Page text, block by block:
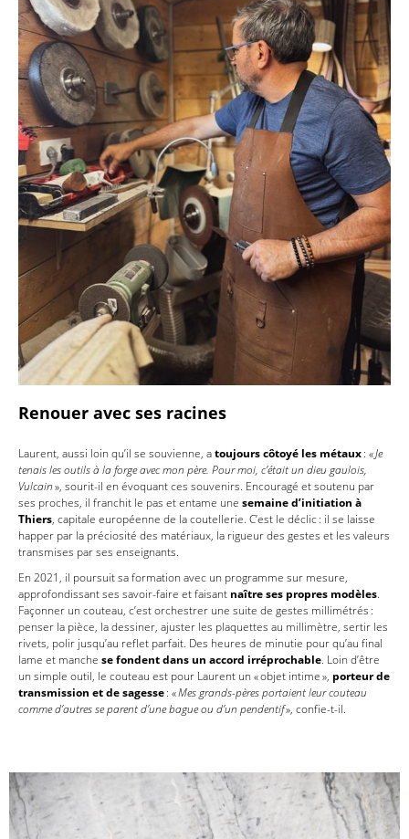
Renouer avec ses racines
Laurent, aussi loin qu’il se souvienne, atoujours côtoyé les métaux: «Je
tenais les outils à la forge avec mon père. Pour moi, c’était un dieu gaulois,
Vulcain», sourit-il en évoquant ces souvenirs. Encouragé et soutenu par
ses proches, il franchit le pas et entame une semaine d’initiation à
Thiers, capitale européenne de la coutellerie. C’est le déclic : il se laisse
happer par la préciosité des matériaux, la rigueur des gestes et les valeurs
transmises par ses enseignants.
En 2021, il poursuit sa formation avec un programme sur mesure,
approfondissant ses savoir-faire et faisant naître ses propres modèles.
Façonner un couteau, c’est orchestrer une suite de gestes millimétrés :
penser la pièce, la dessiner, ajuster les plaquettes au millimètre, sertir les
rivets, polir jusqu’au reflet parfait. Des heures de minutie pour qu’au final
lame et manche se fondent dans un accord irréprochable. Loin d’être
un simple outil, le couteau est pour Laurent un « objet intime », porteur de
transmission et de sagesse: «Mes grands-pères portaient leur couteau
comme d’autres se parent d’une bague ou d’un pendentif», confie-t-il.